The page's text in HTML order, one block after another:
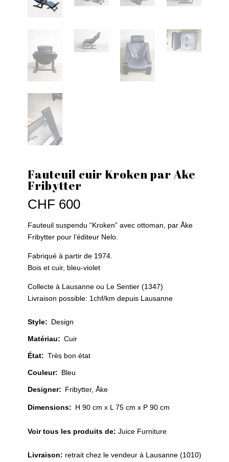
Fauteuil cuir Kroken par Ake
Fribytter
CHF 600
Fauteuil suspendu “Kroken” avec ottoman, par Åke
Fribytter pour l’éditeur Nelo.
Fabriqué à partir de 1974.
Bois et cuir, bleu-violet
Collecte à Lausanne ou Le Sentier (1347)
Livraison possible: 1chf/km depuis Lausanne
Style: Design
Matériau: Cuir
État: Très bon état
Couleur: Bleu
Designer: Fribytter, Åke
Dimensions: H 90 cm x L 75 cm x P 90 cm
Voir tous les produits de: Juice Furniture
Livraison: retrait chez le vendeur à Lausanne (1010)